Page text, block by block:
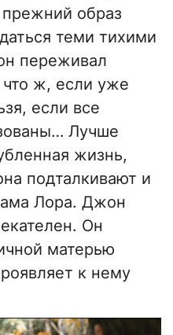
образ
теми тихими
переживал
ж, если уже
если все
Лучше
жизнь,
подталкивают и
Лора. Джон
Он
матерью
к нему